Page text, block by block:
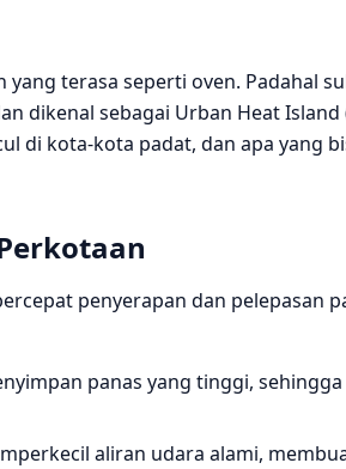
terasa seperti oven. Padahal
dikenal sebagai Urban Heat Island
di kota‑kota padat, dan apa yang
penyerapan dan pelepasan
panas yang tinggi,
aliran udara alami,